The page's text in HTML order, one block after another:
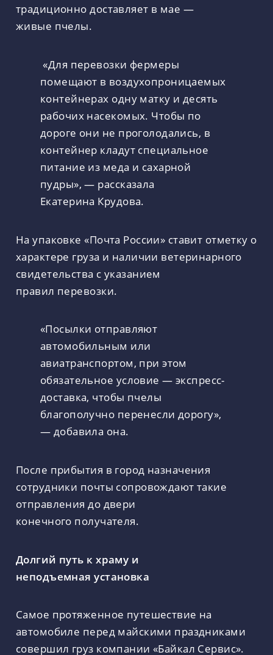
традиционно доставляет в мае —
живые пчелы.
«Для перевозки фермеры
помещают в воздухопроницаемых
контейнерах одну матку и десять
рабочих насекомых. Чтобы по
дороге они не проголодались, в
контейнер кладут специальное
питание из меда и сахарной
пудры», — рассказала
Екатерина Крудова.
На упаковке «Почта России» ставит отметку о
характере груза и наличии ветеринарного
свидетельства с указанием
правил перевозки.
«Посылки отправляют
автомобильным или
авиатранспортом, при этом
обязательное условие — экспресс-
доставка, чтобы пчелы
благополучно перенесли дорогу»,
— добавила она.
После прибытия в город назначения
сотрудники почты сопровождают такие
отправления до двери
конечного получателя.
Долгий путь к храму и
неподъемная установка
Самое протяженное путешествие на
автомобиле перед майскими праздниками
совершил груз компании «Байкал Сервис».